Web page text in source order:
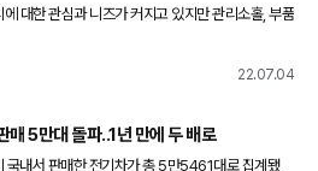
대한 관심과 니즈가 커지고 있지만 관리소홀, 부품
련상식 등 정보부족으로 소비자들이 정상상태를
22.07.04
5만대 돌파..1년 만에 두 배로
국내서 판매한 전기차가 총 5만5461대로 집계됐